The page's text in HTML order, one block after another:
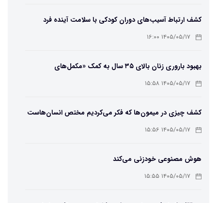
کشف ارتباط آسیب‌های دوران کودکی با سلامت آینده فرد
۱۴۰۵/۰۵/۱۷ ۱۶:۰۰
بهبود باروری زنان بالای ۳۵ سال به کمک «مکمل‌های
باکتریایی»
۱۴۰۵/۰۵/۱۷ ۱۵:۵۸
کشف چیزی در میمون‌ها که فکر می‌کردیم مختص انسان‌هاست
۱۴۰۵/۰۵/۱۷ ۱۵:۵۶
هوش مصنوعی خودزنی می‌کند
۱۴۰۵/۰۵/۱۷ ۱۵:۵۵